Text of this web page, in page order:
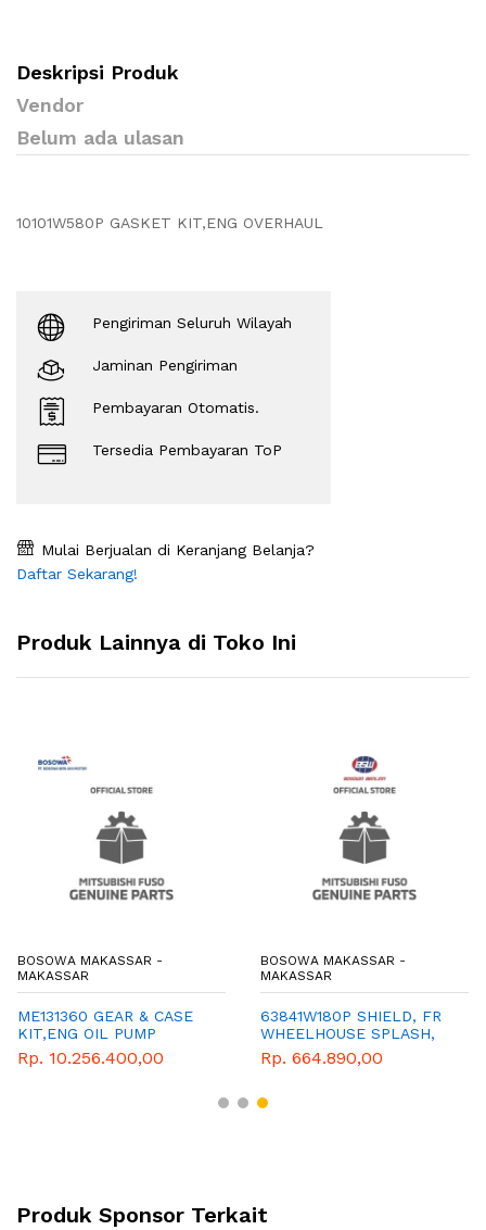
Deskripsi Produk
Vendor
Belum ada ulasan
10101W580P GASKET KIT,ENG OVERHAUL
Pengiriman Seluruh Wilayah
Jaminan Pengiriman
Pembayaran Otomatis.
Tersedia Pembayaran ToP
Mulai Berjualan di Keranjang Belanja?
Daftar Sekarang!
Produk Lainnya di Toko Ini
BOSOWA MAKASSAR -
MAKASSAR
ME131360 GEAR & CASE
KIT,ENG OIL PUMP
Rp. 10.256.400,00
BOSOWA MAKASSAR -
MAKASSAR
63841W180P SHIELD, FR
WHEELHOUSE SPLASH,
LH
Rp. 664.890,00
Produk Sponsor Terkait